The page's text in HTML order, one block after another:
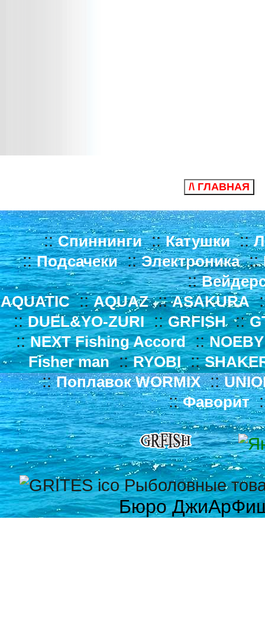
/\ ГЛАВНАЯ
::Спиннинги::Катушки::
::Подсачеки::Электроника::
::
AQUATIC::AQUAZ::ASAKURA
::DUEL&YO-ZURI ::GRFISH::
::NEXT Fishing Accord::NOEBY
Fisher man::RYOBI ::
::Поплавок WORMIX::
::Фаворит
Бюро